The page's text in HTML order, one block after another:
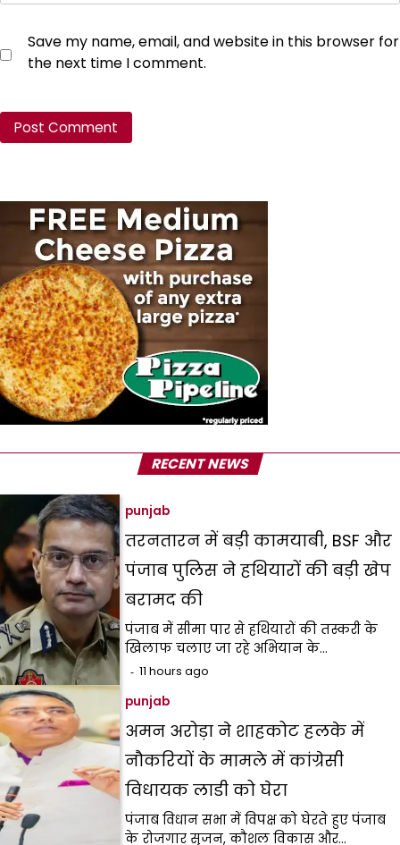
Save my name, email, and website in this browser for
the next time I comment.
RECENT NEWS
punjab
तरनतारन में बड़ी कामयाबी, BSF और
पंजाब पुलिस ने हथियारों की बड़ी खेप
बरामद की
पंजाब में सीमा पार से हथियारों की तस्करी के
खिलाफ चलाए जा रहे अभियान के…
11 hours ago
punjab
अमन अरोड़ा ने शाहकोट हलके में
नौकरियों के मामले में कांग्रेसी
विधायक लाडी को घेरा
पंजाब विधान सभा में विपक्ष को घेरते हुए पंजाब
के रोजगार सृजन, कौशल विकास और…